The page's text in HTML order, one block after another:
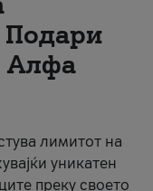
Подари
Алфа
лимитот на
уникатен
преку своето